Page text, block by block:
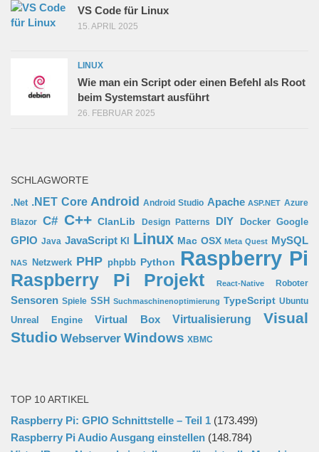
VS Code für Linux
15. APRIL 2025
LINUX
Wie man ein Script oder einen Befehl als Root
beim Systemstart ausführt
26. FEBRUAR 2025
SCHLAGWORTE
.Net .NET Core Android Android Studio Apache ASP.NET Azure
Blazor C# C++ ClanLib Design Patterns DIY Docker Google
GPIO Java JavaScript KI Linux Mac OSX Meta Quest MySQL
NAS Netzwerk PHP phpbb Python Raspberry Pi
Raspberry Pi Projekt React-Native Roboter
Sensoren Spiele SSH Suchmaschinenoptimierung TypeScript Ubuntu
Unreal Engine
Virtual Box Virtualisierung
Visual
Studio Webserver Windows XBMC
TOP 10 ARTIKEL
Raspberry Pi: GPIO Schnittstelle – Teil 1 (173.499)
Raspberry Pi Audio Ausgang einstellen (148.784)